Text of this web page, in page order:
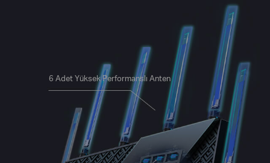
6 Adet Yüksek Performanslı Anten